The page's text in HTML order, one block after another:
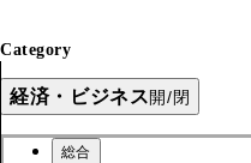
Category
経済・ビジネス開/閉
総合